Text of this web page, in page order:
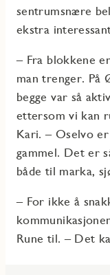
sentrumsnære
ekstra
– Fra blokkene
man trenger. På
begge var så
ettersom vi kan
Kari. – Oselvo
gammel. Det er
både til marka,
– For ikke å
Rune til. – Det